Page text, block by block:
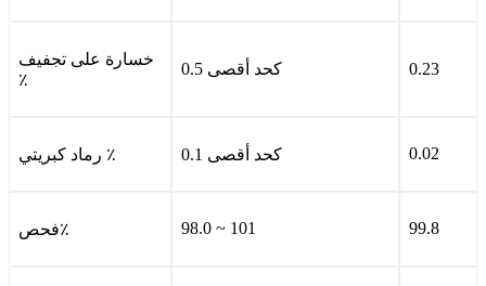
خسارة على تجفيف
٪
0.5 كحد أقصى 0.23
رماد كبريتي ٪ 0.1 كحد أقصى 0.02
فحص٪ 98.0 ~ 101 99.8